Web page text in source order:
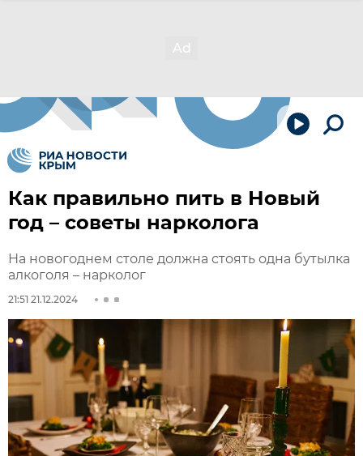
Как правильно пить в Новый
год – советы нарколога
На новогоднем столе должна стоять одна бутылка
алкоголя – нарколог
21:51 21.12.2024